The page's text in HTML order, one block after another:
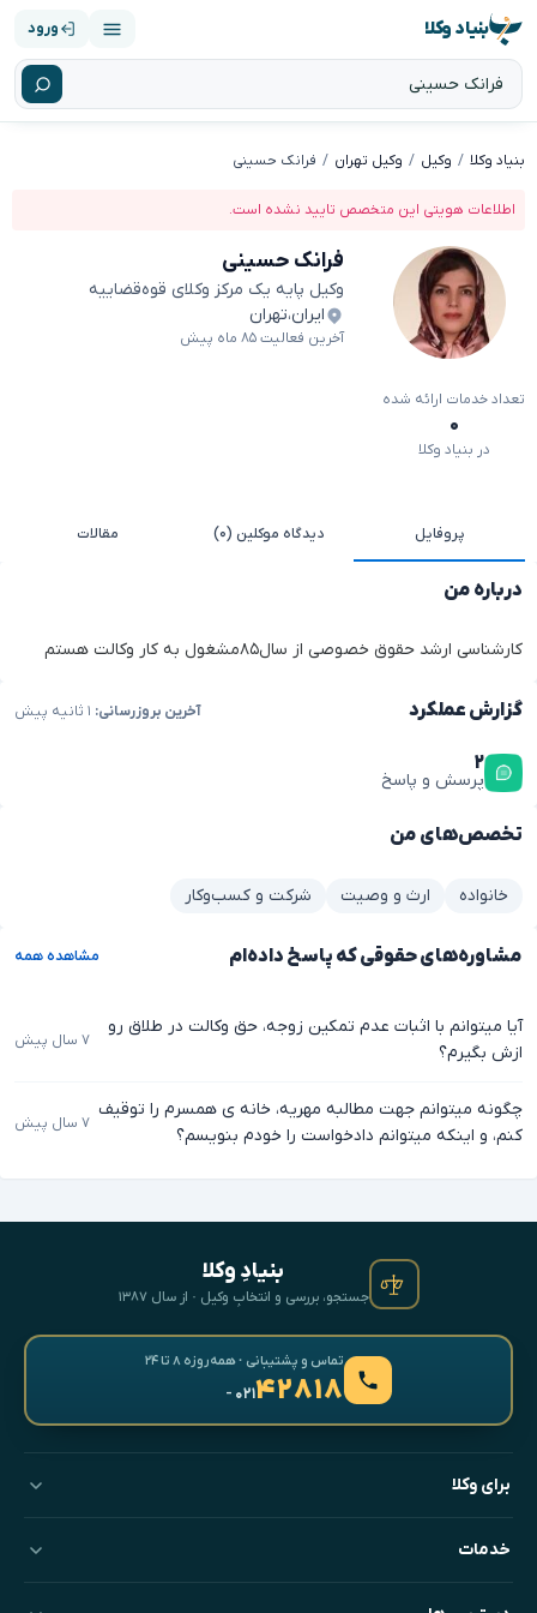
بنیاد وکلا ورود
بنیاد وکلا وکیل وکیل تهران فرانک حسینی
اطلاعات هویتی این متخصص تایید نشده است.
فرانک حسینی
وکیل پایه یک مرکز وکلای قوه‌قضاییه
ایران،تهران
آخرین فعالیت ۸۵ ماه پیش
تعداد خدمات ارائه شده
۰
در بنیاد وکلا
پروفایل دیدگاه موکلین (۰) مقالات
درباره من
کارشناسی ارشد حقوق خصوصی از سال۸۵مشغول به کار وکالت هستم
گزارش عملکرد آخرین بروزرسانی:
۲
پرسش و پاسخ
تخصص‌های من
خانواده ارث و وصیت شرکت و کسب‌وکار
مشاوره‌های حقوقی که پاسخ داده‌ام مشاهده همه
آیا میتوانم با اثبات عدم تمکین زوجه، حق وکالت در طلاق رو
ازش بگیرم؟
۷ سال پیش
چگونه میتوانم جهت مطالبه مهریه، خانه ی همسرم را توقیف
کنم، و اینکه میتوانم دادخواست را خودم بنویسم؟
۷ سال پیش
بنیادِ وکلا
جستجو، بررسی و انتخابِ وکیل · از سال ۱۳۸۷
تماس و پشتیبانی · همه‌روزه ۸ تا ۲۴
۴۲۸۱۸- ۰۲۱
برای وکلا
خدمات